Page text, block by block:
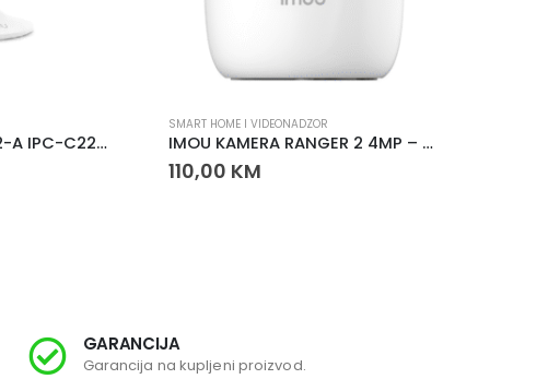
IMOU KAMERA CUE 2-A IPC-C22EP-A – 2MP FULL HD WI-FI NADZORNA KAMERA
SMART HOME I VIDEONADZOR
IMOU KAMERA RANGER 2 4MP – PAMETNA WI-FI KAMERA SA POKRIVANJEM 360°
110,00 KM
GARANCIJA
Garancija na kupljeni proizvod.